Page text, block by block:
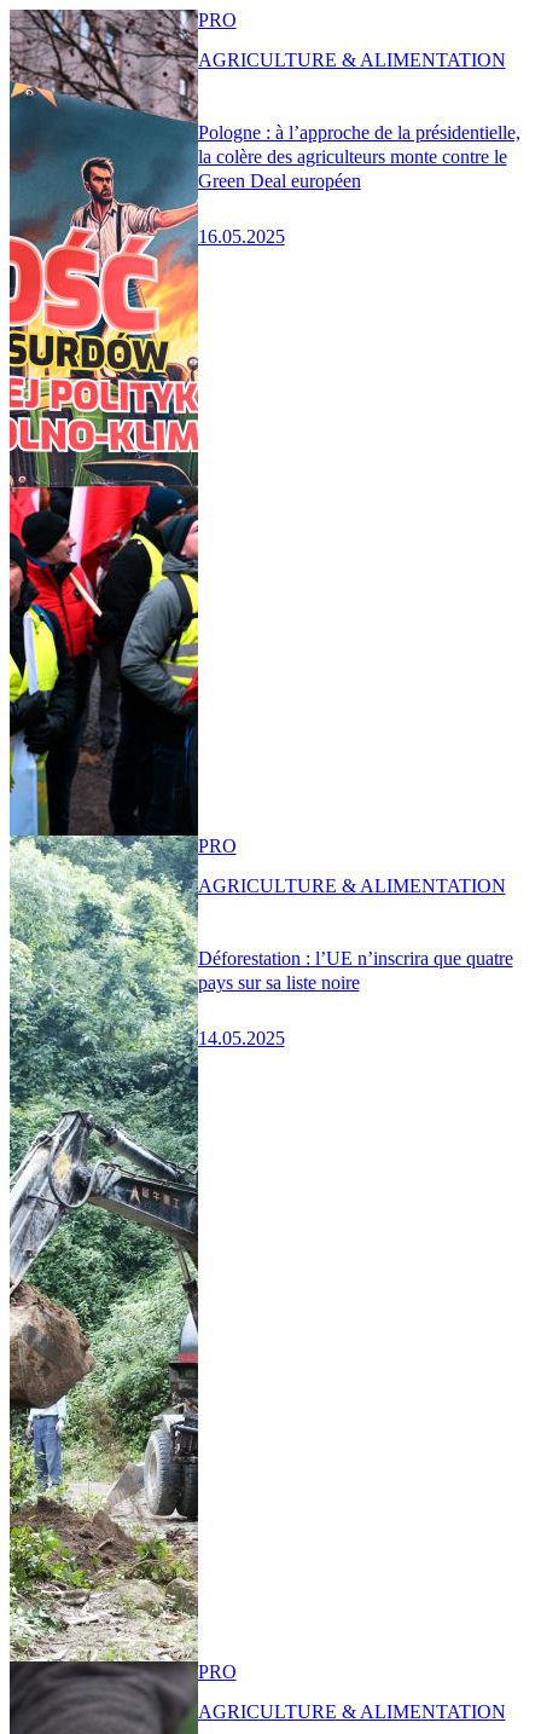
Pologne : à l’approche de la présidentielle,
la colère des agriculteurs monte contre le
Green Deal européen
16.05.2025
PRO
AGRICULTURE & ALIMENTATION
Déforestation : l’UE n’inscrira que quatre
pays sur sa liste noire
14.05.2025
PRO
AGRICULTURE & ALIMENTATION
PRO
AGRICULTURE & ALIMENTATION